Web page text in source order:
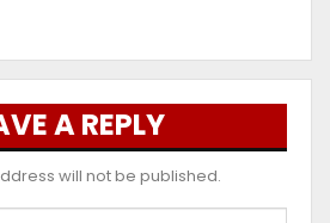
A REPLY
will not be published.